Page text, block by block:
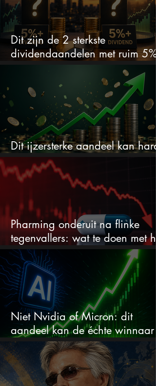
Dit zijn de 2 sterkste
dividendaandelen met ruim 5%
Dit ijzersterke aandeel kan hard
stijgen maar bijna niemand kijkt
Pharming onderuit na flinke
tegenvallers: wat te doen met
aandeel?
Niet Nvidia of Micron: dit
aandeel kan de échte winnaar
van de AI-race worden